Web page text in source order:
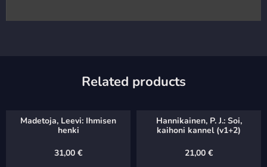
Related products
Madetoja, Leevi: Ihmisen
henki
31,00 €
Hannikainen, P. J.: Soi,
kaihoni kannel (v1+2)
21,00 €